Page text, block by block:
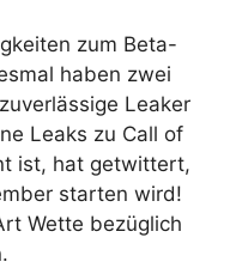
zum Beta-
haben zwei
Leaker
Leaks zu Call of
ist, hat getwittert,
starten wird!
Wette bezüglich